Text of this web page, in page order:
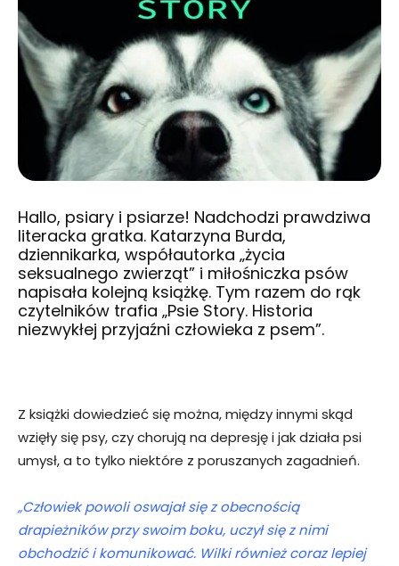
Hallo, psiary i psiarze! Nadchodzi prawdziwa
literacka gratka. Katarzyna Burda,
dziennikarka, współautorka „życia
seksualnego zwierząt” i miłośniczka psów
napisała kolejną książkę. Tym razem do rąk
czytelników trafia „Psie Story. Historia
niezwykłej przyjaźni człowieka z psem”.
Z książki dowiedzieć się można, między innymi skąd
wzięły się psy, czy chorują na depresję i jak działa psi
umysł, a to tylko niektóre z poruszanych zagadnień.
„Człowiek powoli oswajał się z obecnością
drapieżników przy swoim boku, uczył się z nimi
obchodzić i komunikować. Wilki również coraz lepiej